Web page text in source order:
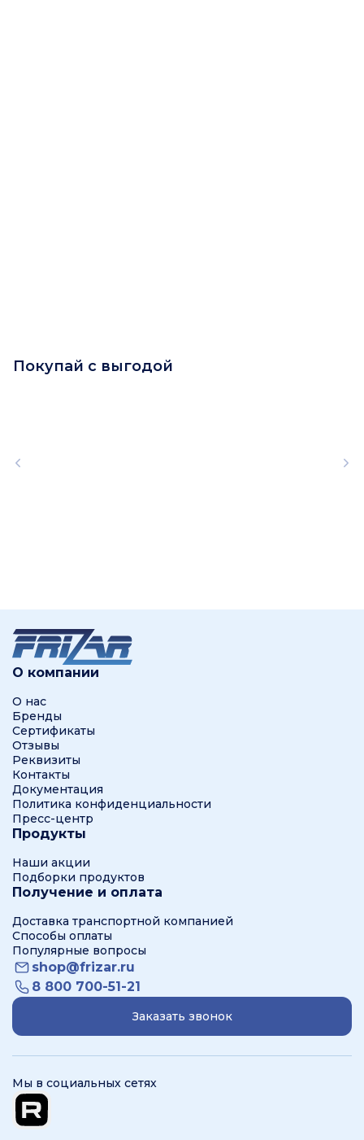
Покупай с выгодой
О компании
О нас
Бренды
Сертификаты
Отзывы
Реквизиты
Контакты
Документация
Политика конфиденциальности
Пресс-центр
Продукты
Наши акции
Подборки продуктов
Получение и оплата
Доставка транспортной компанией
Способы оплаты
Популярные вопросы
shop@frizar.ru
8 800 700-51-21
Заказать звонок
Мы в социальных сетях